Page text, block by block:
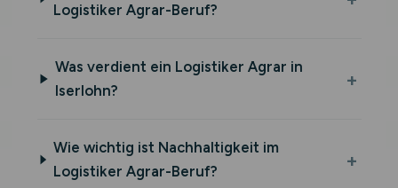
Logistiker Agrar-Beruf?
Was verdient ein Logistiker Agrar in
Iserlohn?
Wie wichtig ist Nachhaltigkeit im
Logistiker Agrar-Beruf?